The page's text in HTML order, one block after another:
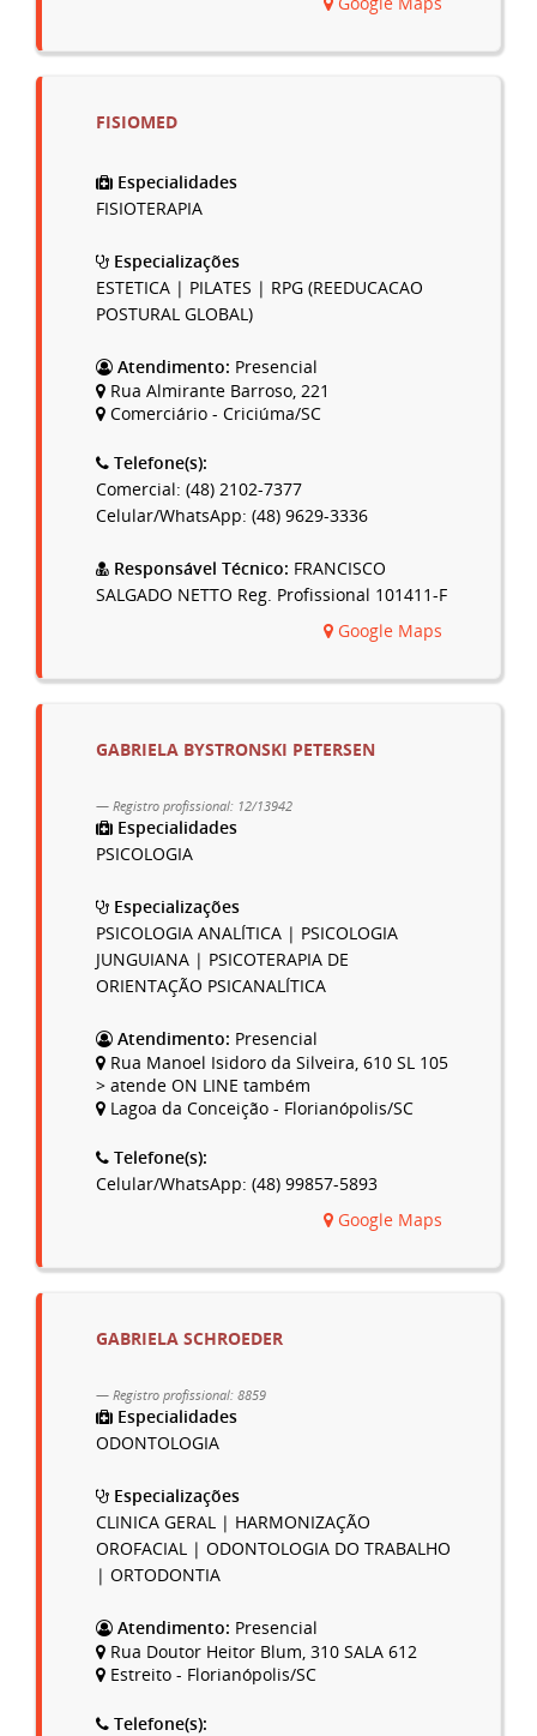
FISIOMED
Especialidades
FISIOTERAPIA
Especializações
ESTETICA | PILATES | RPG (REEDUCACAO
POSTURAL GLOBAL)
Atendimento: Presencial
Rua Almirante Barroso, 221
Comerciário - Criciúma/SC
Telefone(s):
Comercial: (48) 2102-7377
Celular/WhatsApp: (48) 9629-3336
Responsável Técnico: FRANCISCO
SALGADO NETTO Reg. Profissional 101411-F
Google Maps
GABRIELA BYSTRONSKI PETERSEN
Registro profissional: 12/13942
Especialidades
PSICOLOGIA
Especializações
PSICOLOGIA ANALÍTICA | PSICOLOGIA
JUNGUIANA | PSICOTERAPIA DE
ORIENTAÇÃO PSICANALÍTICA
Atendimento: Presencial
Rua Manoel Isidoro da Silveira, 610 SL 105
> atende ON LINE também
Lagoa da Conceição - Florianópolis/SC
Telefone(s):
Celular/WhatsApp: (48) 99857-5893
Google Maps
GABRIELA SCHROEDER
Registro profissional: 8859
Especialidades
ODONTOLOGIA
Especializações
CLINICA GERAL | HARMONIZAÇÃO
OROFACIAL | ODONTOLOGIA DO TRABALHO
| ORTODONTIA
Atendimento: Presencial
Rua Doutor Heitor Blum, 310 SALA 612
Estreito - Florianópolis/SC
Telefone(s):